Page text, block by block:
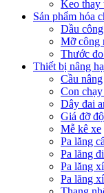
Keo thay
Sản phẩm hóa
Dầu
Mỡ công
Thước
Thiết bị nâng hạ
Cầu nâng
Con
Dây đai
Giá đỡ
Mễ kê xe
Pa lăng
Pa lăng
Pa lăng
Pa lăng